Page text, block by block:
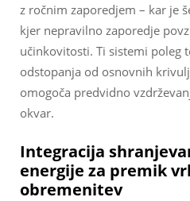
z ročnim zaporedjem – kar je
kjer nepravilno zaporedje
učinkovitosti. Ti sistemi poleg
odstopanja od osnovnih
omogoča predvidno
okvar.
Integracija
energije za premik
obremenitev